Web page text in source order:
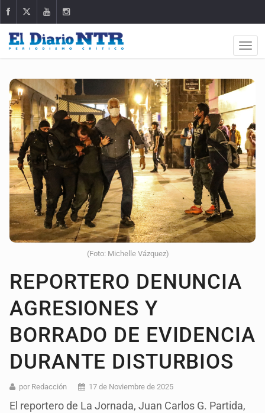
(Foto: Michelle Vázquez)
REPORTERO DENUNCIA
AGRESIONES Y
BORRADO DE EVIDENCIA
DURANTE DISTURBIOS
por Redacción 17 de Noviembre de 2025
El reportero de La Jornada, Juan Carlos G. Partida,